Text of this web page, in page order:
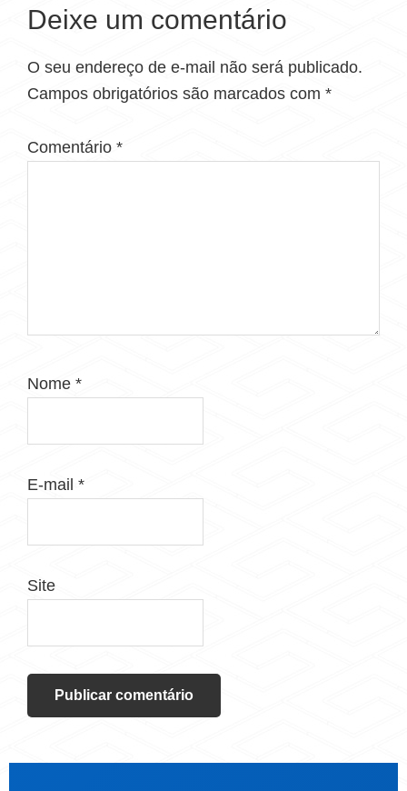
Deixe um comentário
O seu endereço de e-mail não será publicado.
Campos obrigatórios são marcados com *
Comentário *
Nome *
E-mail *
Site